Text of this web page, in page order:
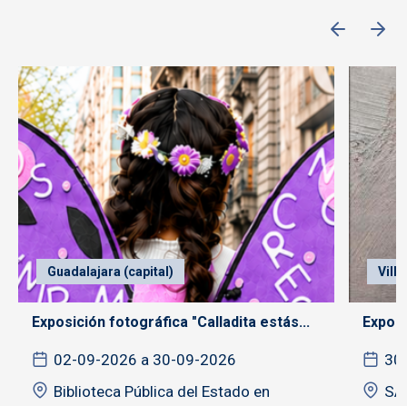
Guadalajara (capital)
Exposición fotográfica "Calladita estás...
02-09-2026 a 30-09-2026
Biblioteca Pública del Estado en